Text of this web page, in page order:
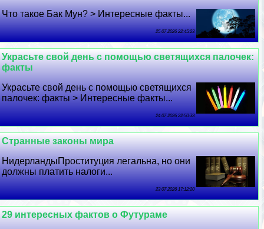
Что такое Бак Мун? > Интересные факты...
25 07 2026 22:45:23
Украсьте свой день с помощью светящихся палочек:
факты
Украсьте свой день с помощью светящихся
палочек: факты > Интересные факты...
24 07 2026 22:50:33
Странные законы мира
НидерландыПроституция легальна, но они
должны платить налоги...
23 07 2026 17:12:20
29 интересных фактов о Футураме